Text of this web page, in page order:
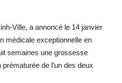
Ville, a annoncé le 14 janvier
médicale exceptionnelle en
semaines une grossesse
de l’un des deux